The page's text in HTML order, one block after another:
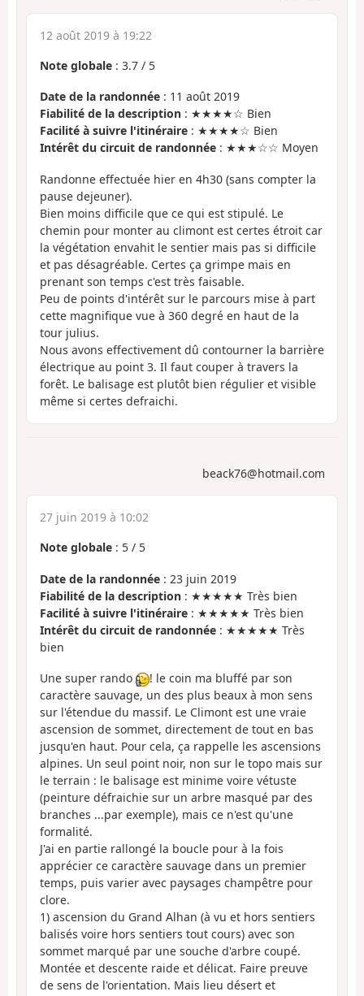
12 août 2019 à 19:22
Note globale : 3.7 / 5
Date de la randonnée : 11 août 2019
Fiabilité de la description : ★★★★☆ Bien
Facilité à suivre l'itinéraire : ★★★★☆ Bien
Intérêt du circuit de randonnée : ★★★☆☆ Moyen
Randonne effectuée hier en 4h30 (sans compter la
pause dejeuner).
Bien moins difficile que ce qui est stipulé. Le
chemin pour monter au climont est certes étroit car
la végétation envahit le sentier mais pas si difficile
et pas désagréable. Certes ça grimpe mais en
prenant son temps c'est très faisable.
Peu de points d'intérêt sur le parcours mise à part
cette magnifique vue à 360 degré en haut de la
tour julius.
Nous avons effectivement dû contourner la barrière
électrique au point 3. Il faut couper à travers la
forêt. Le balisage est plutôt bien régulier et visible
même si certes defraichi.
beack76@hotmail.com
27 juin 2019 à 10:02
Note globale : 5 / 5
Date de la randonnée : 23 juin 2019
Fiabilité de la description : ★★★★★ Très bien
Facilité à suivre l'itinéraire : ★★★★★ Très bien
Intérêt du circuit de randonnée : ★★★★★ Très
bien
Une super rando
! le coin ma bluffé par son
caractère sauvage, un des plus beaux à mon sens
sur l'étendue du massif. Le Climont est une vraie
ascension de sommet, directement de tout en bas
jusqu'en haut. Pour cela, ça rappelle les ascensions
alpines. Un seul point noir, non sur le topo mais sur
le terrain : le balisage est minime voire vétuste
(peinture défraichie sur un arbre masqué par des
branches ...par exemple), mais ce n'est qu'une
formalité.
J'ai en partie rallongé la boucle pour à la fois
apprécier ce caractère sauvage dans un premier
temps, puis varier avec paysages champêtre pour
clore.
1) ascension du Grand Alhan (à vu et hors sentiers
balisés voire hors sentiers tout cours) avec son
sommet marqué par une souche d'arbre coupé.
Montée et descente raide et délicat. Faire preuve
de sens de l'orientation. Mais lieu désert et